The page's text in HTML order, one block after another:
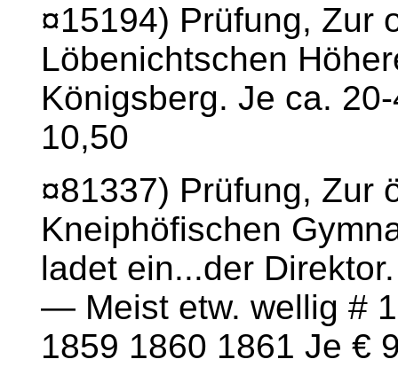
¤15194) Prüfung, Zur
Löbenichtschen
Königsberg. Je ca.
10,50
¤81337) Prüfung, Zur
Kneiphöfischen
ladet ein...der
— Meist etw. wellig #
1859 1860 1861 Je €